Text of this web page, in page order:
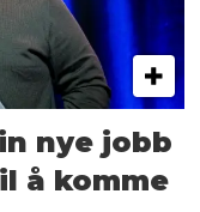
nye jobb
å komme